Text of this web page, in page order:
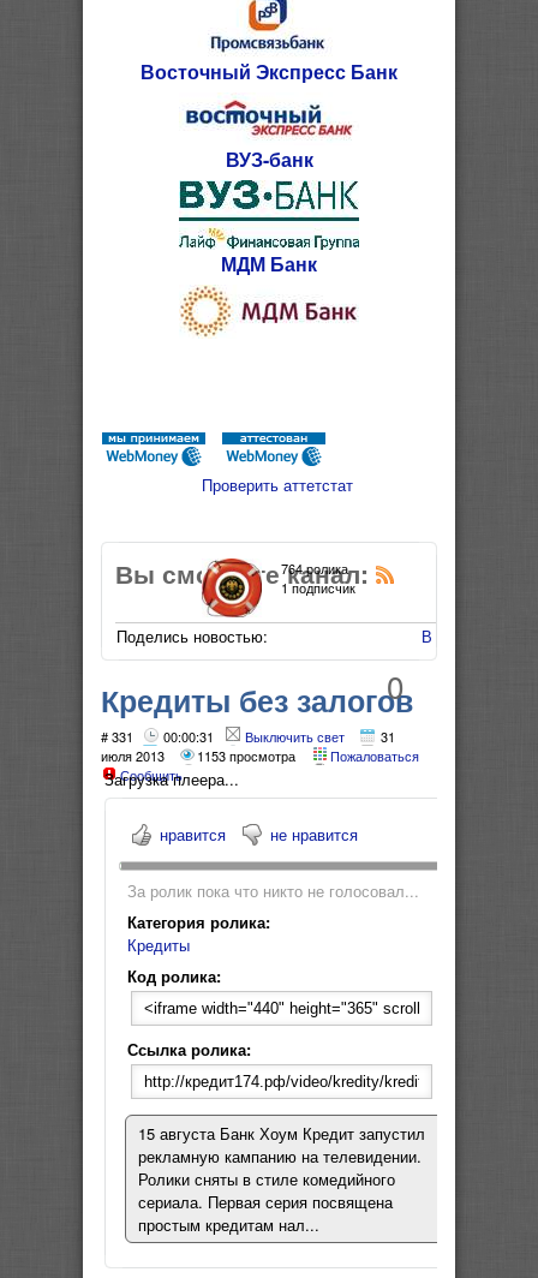
Восточный Экспресс Банк
ВУЗ-банк
МДМ Банк
Проверить аттетстат
Вы смотрите канал:
Поделись новостью: В Мой Мир
764 ролика
1 подписчик
0
Кредиты без залогов
и поручителей
# 331 00:00:31 Выключить свет
31
июля 2013
1153 просмотра
Пожаловаться
Сообщить
Загрузка плеера...
нравится не нравится
За ролик пока что никто не голосовал...
Категория ролика:
Кредиты
Код ролика:
Ссылка ролика:
15 августа Банк Хоум Кредит запустил
рекламную кампанию на телевидении.
Ролики сняты в стиле комедийного
сериала. Первая серия посвящена
простым кредитам нал...